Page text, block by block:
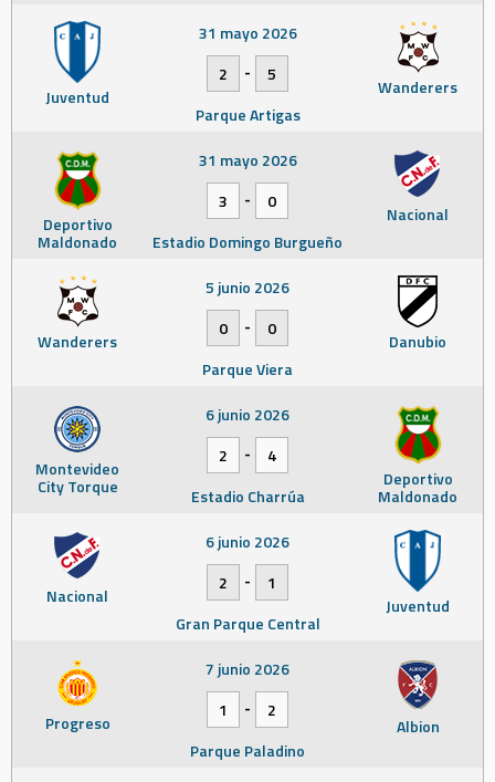
Juventud Wanderers
31 mayo 2026
2
-
5
Parque Artigas
Deportivo
Maldonado
Nacional
31 mayo 2026
3
-
0
Estadio Domingo Burgueño
Wanderers Danubio
5 junio 2026
0
-
0
Parque Viera
Montevideo
City Torque Deportivo
Maldonado
6 junio 2026
2
-
4
Estadio Charrúa
Nacional Juventud
6 junio 2026
2
-
1
Gran Parque Central
Progreso Albion
7 junio 2026
1
-
2
Parque Paladino